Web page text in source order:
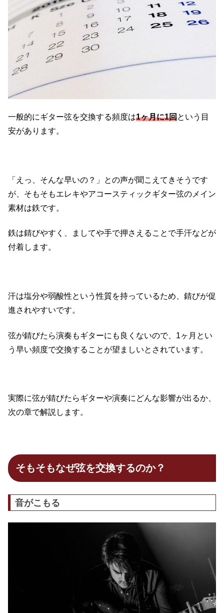
一般的にギター弦を交換する頻度は1ヶ月に1回という目
安があります。
「えっ、そんな早いの？」との声が聞こえてきそうです
が、そもそもエレキやアコースティックギター弦のメイン
素材は鉄です。
鉄は錆びやすく、ましてや手で押さえることで手汗などが
付着します。
汗は塩分や弱酸性という性質を持っているため、錆びが促
進されやすいです。
弦が錆びたら演奏もギターにも良くないので、1ヶ月とい
う早い頻度で交換することが望ましいとされています。
実際に弦が錆びたらギターや演奏にどんな影響が出るか、
次の章で解説します。
そもそもなぜ弦を交換するのか？
音がこもる